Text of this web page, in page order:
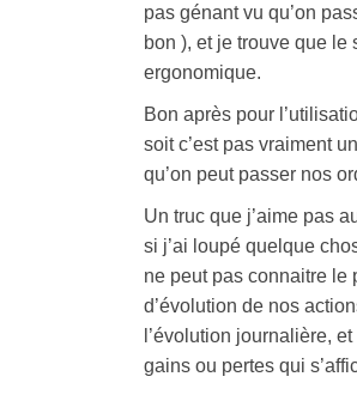
pas génant vu qu’on
bon ), et je trouve que le
ergonomique.
Bon après pour
soit c’est pas vraiment
qu’on peut passer nos
Un truc que j’aime pas
si j’ai loupé quelque
ne peut pas connaitre le
d’évolution de nos
l’évolution journalière,
gains ou pertes qui